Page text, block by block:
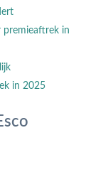
premieaftrek in
in 2025